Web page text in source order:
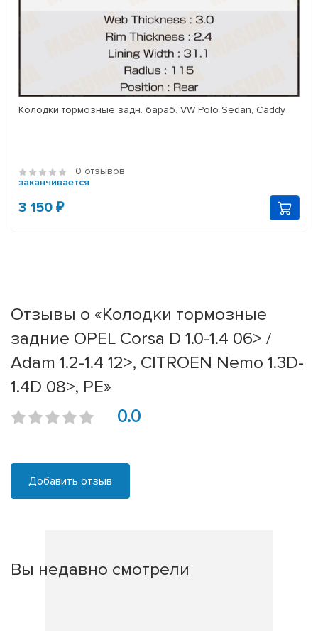
Колодки тормозные задн. бараб. VW Polo Sedan, Caddy
0 отзывов
заканчивается
3 150 ₽
Отзывы о «Колодки тормозные
задние OPEL Corsa D 1.0-1.4 06> /
Adam 1.2-1.4 12>, CITROEN Nemo 1.3D-
1.4D 08>, PE»
0.0
Добавить отзыв
Вы недавно смотрели